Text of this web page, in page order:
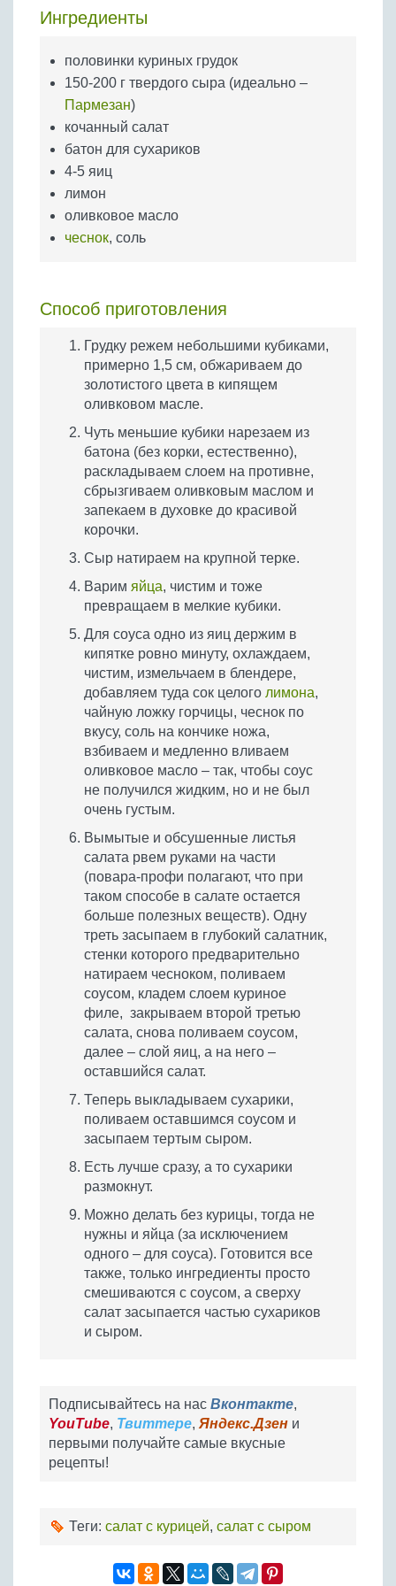
Крупы
Ингредиенты
половинки куриных грудок
150-200 г твердого сыра (идеально –
Пармезан)
кочанный салат
батон для сухариков
4-5 яиц
лимон
оливковое масло
чеснок, соль
Способ приготовления
Грудку режем небольшими кубиками,
примерно 1,5 см, обжариваем до
золотистого цвета в кипящем
оливковом масле.
Чуть меньшие кубики нарезаем из
батона (без корки, естественно),
раскладываем слоем на противне,
сбрызгиваем оливковым маслом и
запекаем в духовке до красивой
корочки.
Сыр натираем на крупной терке.
Варим яйца, чистим и тоже
превращаем в мелкие кубики.
Для соуса одно из яиц держим в
кипятке ровно минуту, охлаждаем,
чистим, измельчаем в блендере,
добавляем туда сок целого лимона,
чайную ложку горчицы, чеснок по
вкусу, соль на кончике ножа,
взбиваем и медленно вливаем
оливковое масло – так, чтобы соус
не получился жидким, но и не был
очень густым.
Вымытые и обсушенные листья
салата рвем руками на части
(повара-профи полагают, что при
таком способе в салате остается
больше полезных веществ). Одну
треть засыпаем в глубокий салатник,
стенки которого предварительно
натираем чесноком, поливаем
соусом, кладем слоем куриное
филе, закрываем второй третью
салата, снова поливаем соусом,
далее – слой яиц, а на него –
оставшийся салат.
Теперь выкладываем сухарики,
поливаем оставшимся соусом и
засыпаем тертым сыром.
Есть лучше сразу, а то сухарики
размокнут.
Можно делать без курицы, тогда не
нужны и яйца (за исключением
одного – для соуса). Готовится все
также, только ингредиенты просто
смешиваются с соусом, а сверху
салат засыпается частью сухариков
и сыром.
Подписывайтесь на нас Вконтакте,
YouTube, Твиттере, Яндекс.Дзен и
первыми получайте самые вкусные
рецепты!
Теги: салат с курицей, салат с сыром